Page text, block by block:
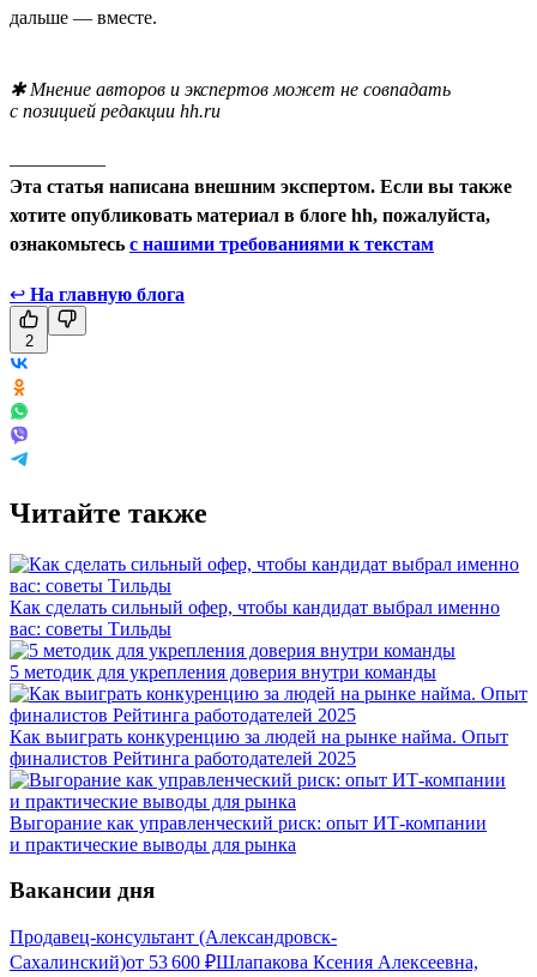
дальше — вместе.
✱ Мнение авторов и экспертов может не совпадать
с позицией редакции hh.ru
Эта статья написана внешним экспертом. Если вы также
хотите опубликовать материал в блоге hh, пожалуйста,
ознакомьтесь с нашими требованиями к текстам
↩ На главную блога
2
Читайте также
Как сделать сильный офер, чтобы кандидат выбрал именно
вас: советы Тильды
5 методик для укрепления доверия внутри команды
Как выиграть конкуренцию за людей на рынке найма. Опыт
финалистов Рейтинга работодателей 2025
Выгорание как управленческий риск: опыт ИТ-компании
и практические выводы для рынка
Вакансии дня
Продавец-консультант (Александровск-
Сахалинский)от 53 600 ₽Шлапакова Ксения Алексеевна,